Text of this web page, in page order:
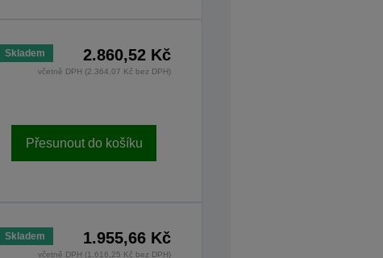
Skladem 2.860,52 Kč
včetně DPH (2.364,07 Kč bez DPH)
Přesunout do košíku
Skladem 1.955,66 Kč
včetně DPH (1.616,25 Kč bez DPH)